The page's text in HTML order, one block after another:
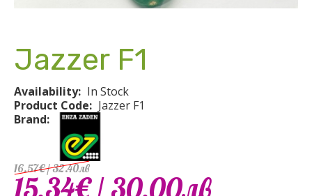
Jazzer F1
Availability: In Stock
Product Code: Jazzer F1
Brand:
16.57€/ 32.40лв